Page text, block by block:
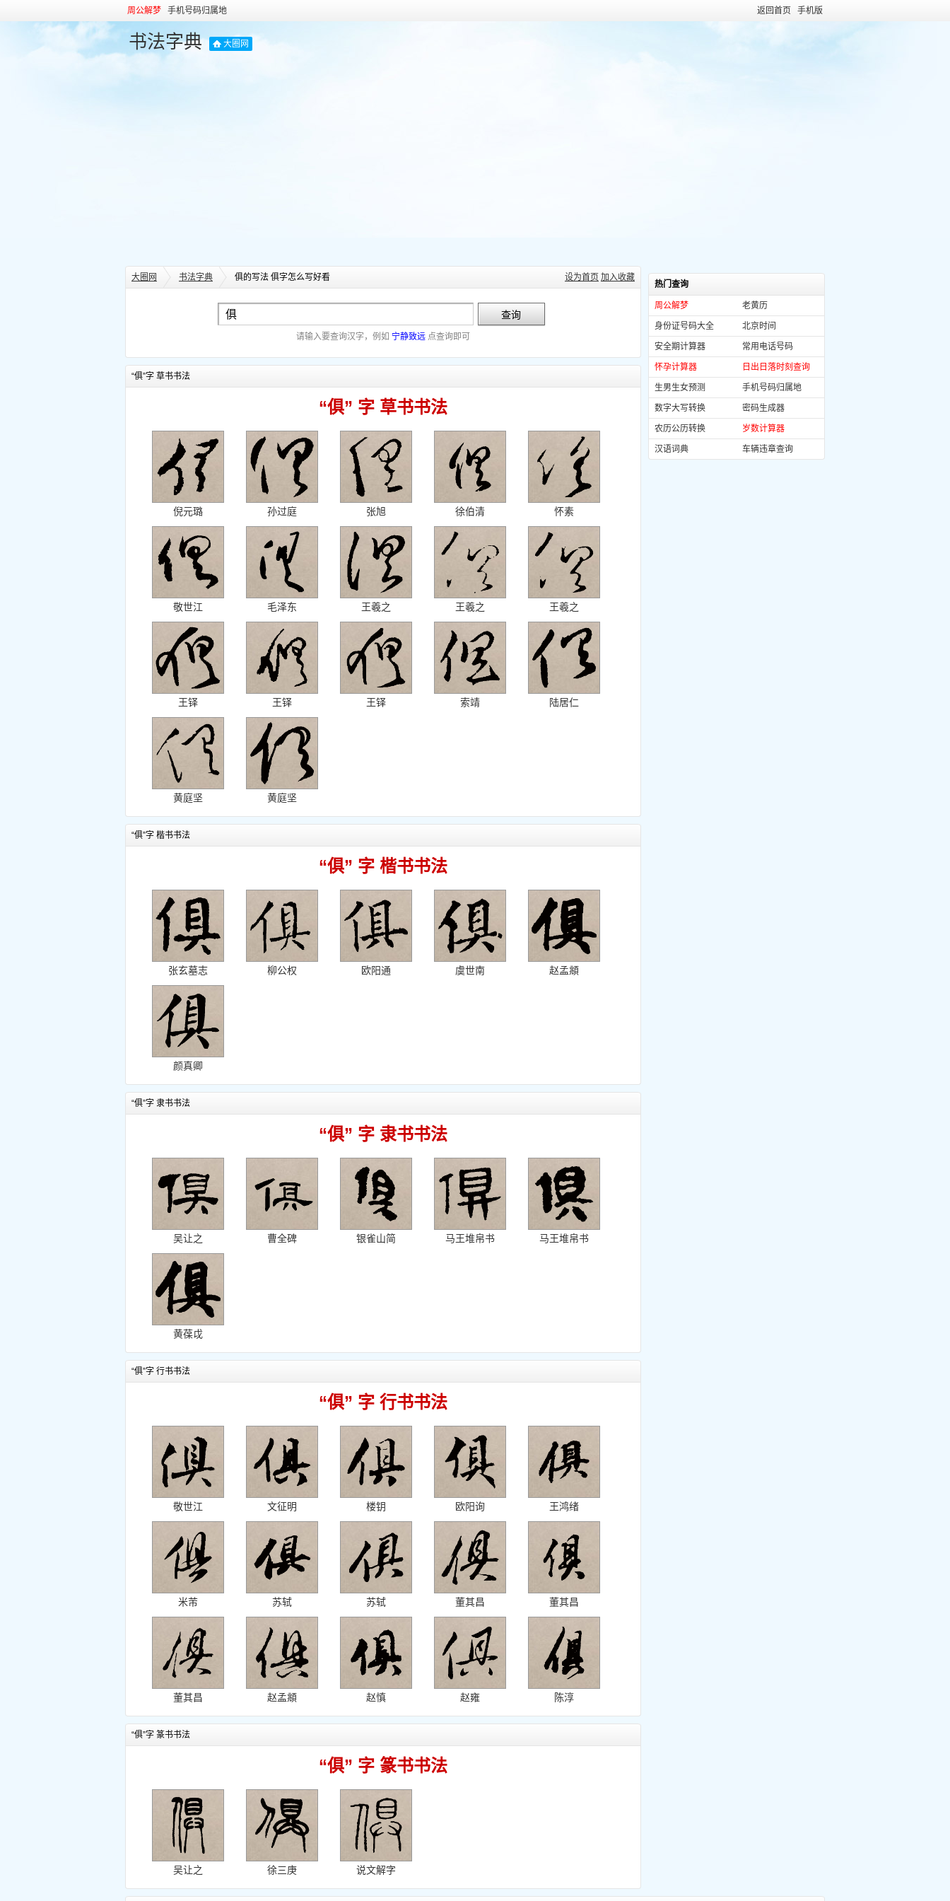
周公解梦 手机号码归属地 返回首页 手机版
书法字典 大圈网
大圈网 书法字典 俱的写法 俱字怎么写好看 设为首页 加入收藏
请输入要查询汉字，例如 宁静致远 点查询即可
“俱”字 草书书法
“俱” 字 草书书法
倪元璐 孙过庭 张旭 徐伯清 怀素
敬世江 毛泽东 王羲之 王羲之 王羲之
王铎 王铎 王铎 索靖 陆居仁
黄庭坚 黄庭坚
“俱”字 楷书书法
“俱” 字 楷书书法
张玄墓志 柳公权 欧阳通 虞世南 赵孟頫
颜真卿
“俱”字 隶书书法
“俱” 字 隶书书法
吴让之 曹全碑 银雀山简 马王堆帛书 马王堆帛书
黄葆戉
“俱”字 行书书法
“俱” 字 行书书法
敬世江 文征明 楼钥 欧阳询 王鸿绪
米芾 苏轼 苏轼 董其昌 董其昌
董其昌 赵孟頫 赵慎 赵雍 陈淳
“俱”字 篆书书法
“俱” 字 篆书书法
吴让之 徐三庚 说文解字
热门查询
周公解梦 老黄历
身份证号码大全 北京时间
安全期计算器 常用电话号码
怀孕计算器 日出日落时刻查询
生男生女预测 手机号码归属地
数字大写转换 密码生成器
农历公历转换 岁数计算器
汉语词典 车辆违章查询